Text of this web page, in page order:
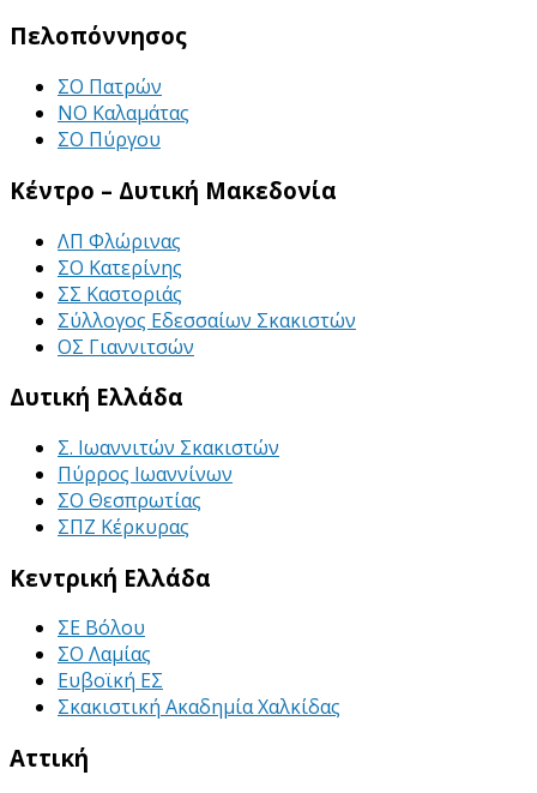
Πελοπόννησος
ΣΟ Πατρών
ΝΟ Καλαμάτας
ΣΟ Πύργου
Κέντρο – Δυτική Μακεδονία
ΛΠ Φλώρινας
ΣΟ Κατερίνης
ΣΣ Καστοριάς
Σύλλογος Εδεσσαίων Σκακιστών
ΟΣ Γιαννιτσών
Δυτική Ελλάδα
Σ. Ιωαννιτών Σκακιστών
Πύρρος Ιωαννίνων
ΣΟ Θεσπρωτίας
ΣΠΖ Κέρκυρας
Κεντρική Ελλάδα
ΣΕ Βόλου
ΣΟ Λαμίας
Ευβοϊκή ΕΣ
Σκακιστική Ακαδημία Χαλκίδας
Αττική